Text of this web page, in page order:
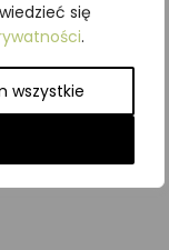
się
.
wszystkie